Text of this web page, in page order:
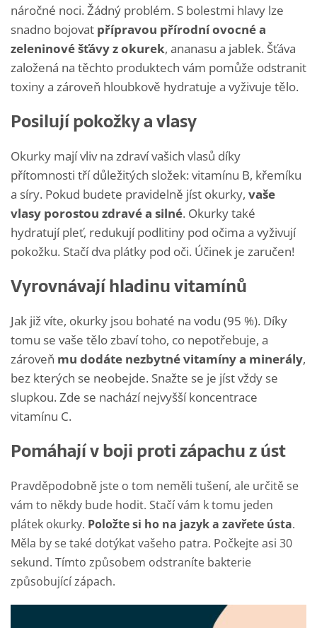
náročné noci. Žádný problém. S bolestmi hlavy lze
snadno bojovat přípravou přírodní ovocné a
zeleninové šťávy z okurek, ananasu a jablek. Šťáva
založená na těchto produktech vám pomůže odstranit
toxiny a zároveň hloubkově hydratuje a vyživuje tělo.
Posilují pokožky a vlasy
Okurky mají vliv na zdraví vašich vlasů díky
přítomnosti tří důležitých složek: vitamínu B, křemíku
a síry. Pokud budete pravidelně jíst okurky, vaše
vlasy porostou zdravé a silné. Okurky také
hydratují pleť, redukují podlitiny pod očima a vyživují
pokožku. Stačí dva plátky pod oči. Účinek je zaručen!
Vyrovnávají hladinu vitamínů
Jak již víte, okurky jsou bohaté na vodu (95 %). Díky
tomu se vaše tělo zbaví toho, co nepotřebuje, a
zároveň mu dodáte nezbytné vitamíny a minerály,
bez kterých se neobejde. Snažte se je jíst vždy se
slupkou. Zde se nachází nejvyšší koncentrace
vitamínu C.
Pomáhají v boji proti zápachu z úst
Pravděpodobně jste o tom neměli tušení, ale určitě se
vám to někdy bude hodit. Stačí vám k tomu jeden
plátek okurky. Položte si ho na jazyk a zavřete ústa.
Měla by se také dotýkat vašeho patra. Počkejte asi 30
sekund. Tímto způsobem odstraníte bakterie
způsobující zápach.